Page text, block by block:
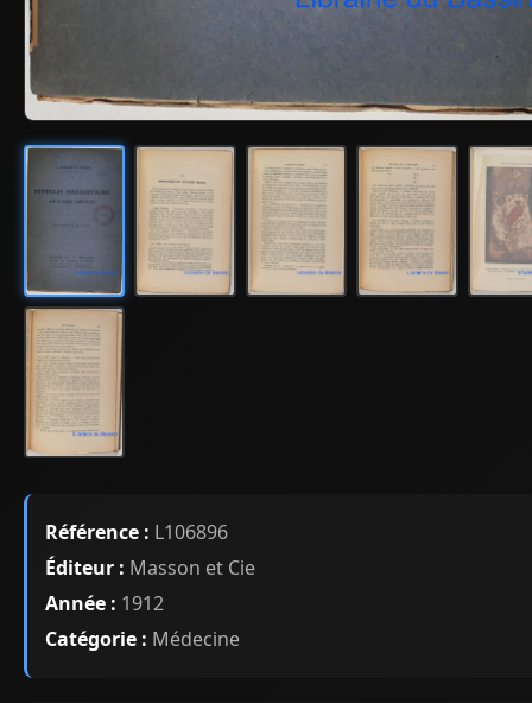
Référence : L106896
Éditeur : Masson et Cie
Année : 1912
Catégorie : Médecine